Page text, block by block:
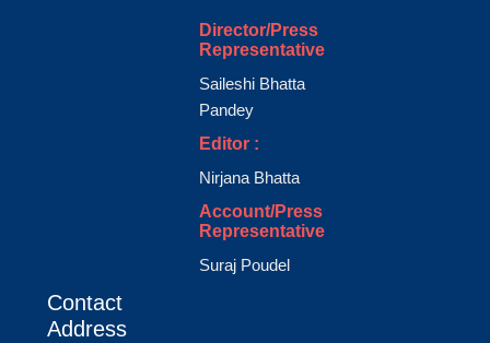
Director/Press
Representative
Saileshi Bhatta
Pandey
Editor :
Nirjana Bhatta
Account/Press
Representative
Suraj Poudel
Contact
Address